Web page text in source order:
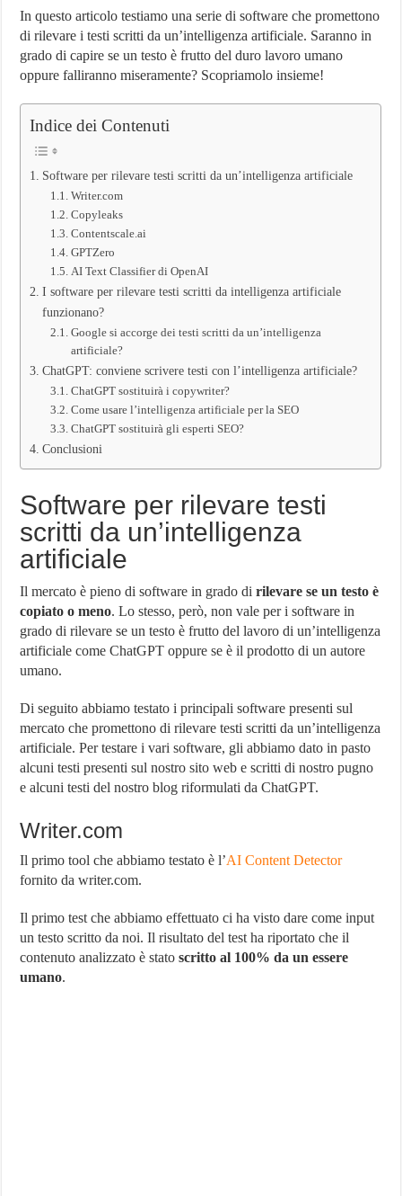
In questo articolo testiamo una serie di software che promettono
di rilevare i testi scritti da un’intelligenza artificiale. Saranno in
grado di capire se un testo è frutto del duro lavoro umano
oppure falliranno miseramente? Scopriamolo insieme!
Indice dei Contenuti
Software per rilevare testi scritti da un’intelligenza artificiale
Writer.com
Copyleaks
Contentscale.ai
GPTZero
AI Text Classifier di OpenAI
I software per rilevare testi scritti da intelligenza artificiale
funzionano?
Google si accorge dei testi scritti da un’intelligenza
artificiale?
ChatGPT: conviene scrivere testi con l’intelligenza artificiale?
ChatGPT sostituirà i copywriter?
Come usare l’intelligenza artificiale per la SEO
ChatGPT sostituirà gli esperti SEO?
Conclusioni
Software per rilevare testi
scritti da un’intelligenza
artificiale
Il mercato è pieno di software in grado dirilevare se un testo è
copiato o meno. Lo stesso, però, non vale per i software in
grado di rilevare se un testo è frutto del lavoro di un’intelligenza
artificiale come ChatGPT oppure se è il prodotto di un autore
umano.
Di seguito abbiamo testato i principali software presenti sul
mercato che promettono di rilevare testi scritti da un’intelligenza
artificiale. Per testare i vari software, gli abbiamo dato in pasto
alcuni testi presenti sul nostro sito web e scritti di nostro pugno
e alcuni testi del nostro blog riformulati da ChatGPT.
Writer.com
Il primo tool che abbiamo testato è l’AI Content Detector
fornito da writer.com.
Il primo test che abbiamo effettuato ci ha visto dare come input
un testo scritto da noi. Il risultato del test ha riportato che il
contenuto analizzato è statoscritto al 100% da un essere
umano.